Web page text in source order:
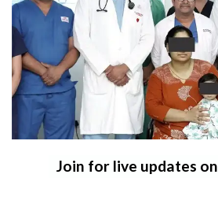
Join for live updates on